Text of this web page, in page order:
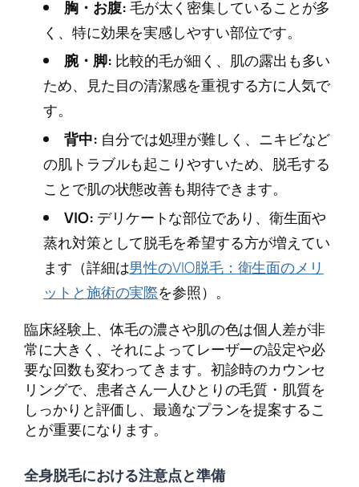
胸・お腹:毛が太く密集していることが多
く、特に効果を実感しやすい部位です。
腕・脚: 比較的毛が細く、肌の露出も多い
ため、見た目の清潔感を重視する方に人気で
す。
背中: 自分では処理が難しく、ニキビなど
の肌トラブルも起こりやすいため、脱毛する
ことで肌の状態改善も期待できます。
VIO: デリケートな部位であり、衛生面や
蒸れ対策として脱毛を希望する方が増えてい
ます（詳細は男性のVIO脱毛：衛生面のメリ
ットと施術の実際を参照）。
臨床経験上、体毛の濃さや肌の色は個人差が非
常に大きく、それによってレーザーの設定や必
要な回数も変わってきます。初診時のカウンセ
リングで、患者さん一人ひとりの毛質・肌質を
しっかりと評価し、最適なプランを提案するこ
とが重要になります。
全身脱毛における注意点と準備